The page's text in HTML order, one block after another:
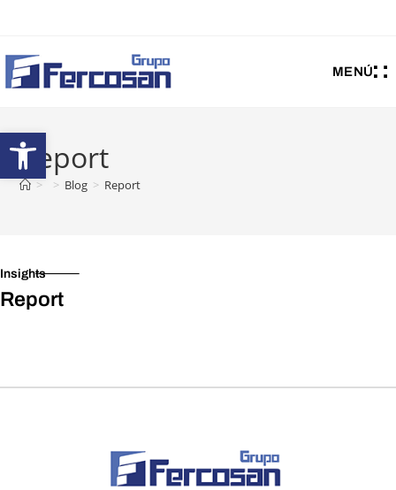
Abrir barra de herramientas
MENÚ
Report
> > Blog > Report
Insights
Report